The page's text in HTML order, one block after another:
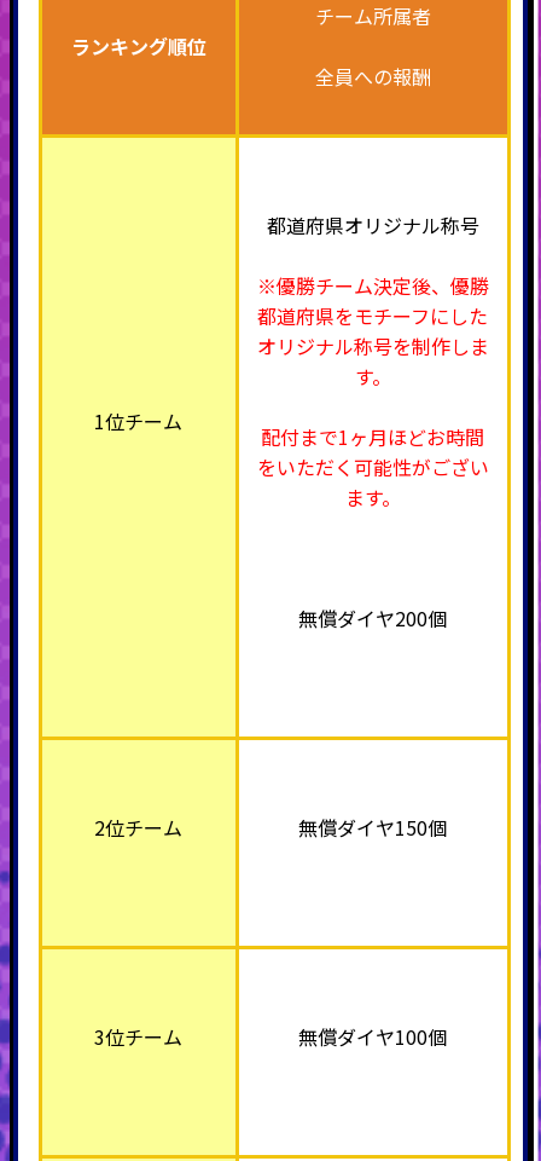
ランキング順位
チーム所属者
全員への報酬
1位チーム
都道府県オリジナル称号
※優勝チーム決定後、優勝
都道府県をモチーフにした
オリジナル称号を制作しま
す。
配付まで1ヶ月ほどお時間
をいただく可能性がござい
ます。
無償ダイヤ200個
2位チーム 無償ダイヤ150個
3位チーム 無償ダイヤ100個